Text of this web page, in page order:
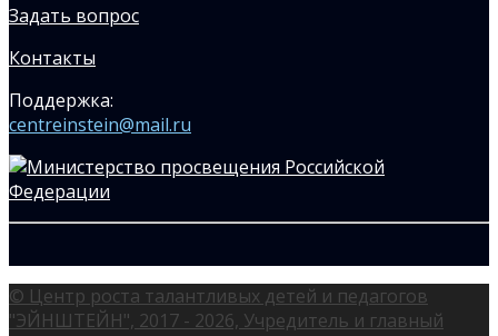
Задать вопрос
Контакты
Поддержка:
centreinstein@mail.ru
© Центр роста талантливых детей и педагогов
"ЭЙНШТЕЙН", 2017 - 2026, Учредитель и главный